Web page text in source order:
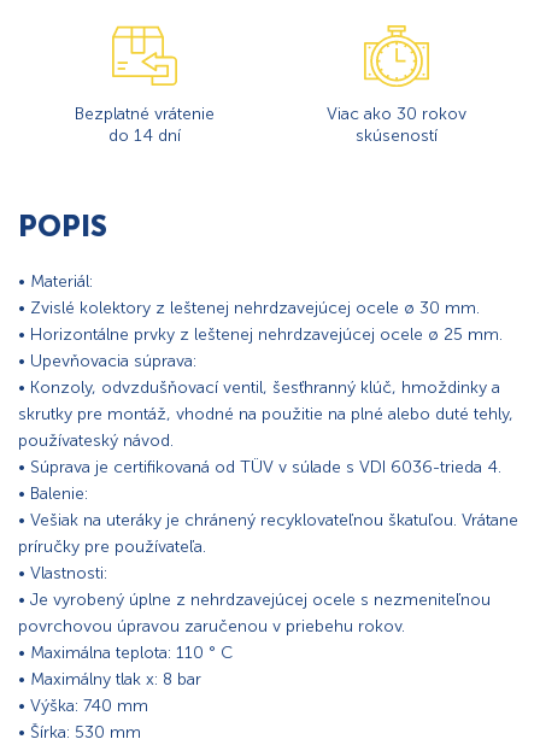
Bezplatné vrátenie
do 14 dní
Viac ako 30 rokov
skúseností
POPIS
• Materiál:
• Zvislé kolektory z leštenej nehrdzavejúcej ocele ø 30 mm.
• Horizontálne prvky z leštenej nehrdzavejúcej ocele ø 25 mm.
• Upevňovacia súprava:
• Konzoly, odvzdušňovací ventil, šesťhranný klúč, hmoždinky a
skrutky pre montáž, vhodné na použitie na plné alebo duté tehly,
používateský návod.
• Súprava je certifikovaná od TÜV v súlade s VDI 6036-trieda 4.
• Balenie:
• Vešiak na uteráky je chránený recyklovateľnou škatuľou. Vrátane
príručky pre používateľa.
• Vlastnosti:
• Je vyrobený úplne z nehrdzavejúcej ocele s nezmeniteľnou
povrchovou úpravou zaručenou v priebehu rokov.
• Maximálna teplota: 110 ° C
• Maximálny tlak x: 8 bar
• Výška: 740 mm
• Šírka: 530 mm